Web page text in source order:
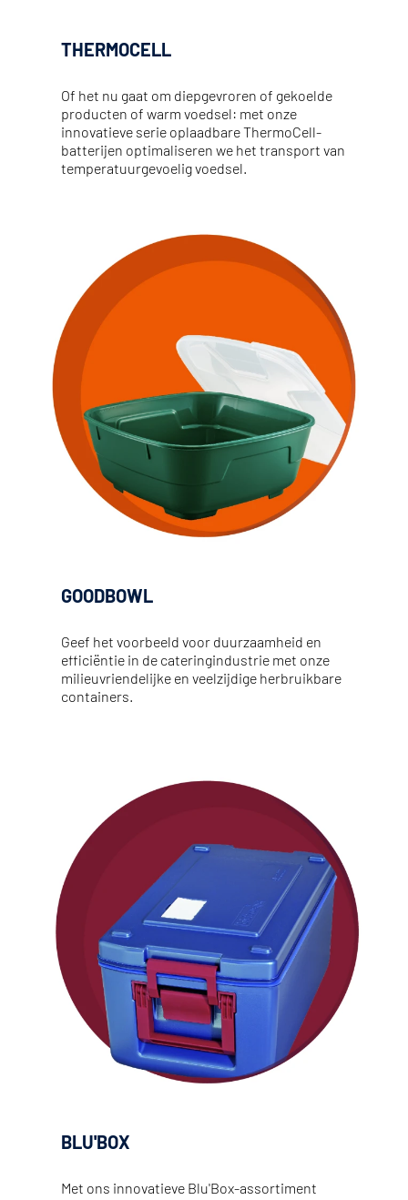
THERMOCELL
Of het nu gaat om diepgevroren of gekoelde
producten of warm voedsel: met onze
innovatieve serie oplaadbare ThermoCell-
batterijen optimaliseren we het transport van
temperatuurgevoelig voedsel.
GOODBOWL
Geef het voorbeeld voor duurzaamheid en
efficiëntie in de cateringindustrie met onze
milieuvriendelijke en veelzijdige herbruikbare
containers.
BLU'BOX
Met ons innovatieve Blu'Box-assortiment